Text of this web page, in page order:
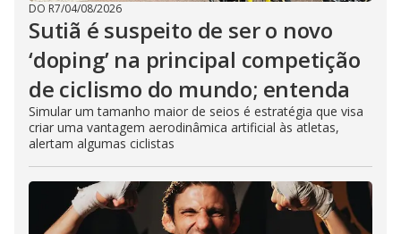
DO R7/04/08/2026
Sutiã é suspeito de ser o novo
‘doping’ na principal competição
de ciclismo do mundo; entenda
Simular um tamanho maior de seios é estratégia que visa
criar uma vantagem aerodinâmica artificial às atletas,
alertam algumas ciclistas